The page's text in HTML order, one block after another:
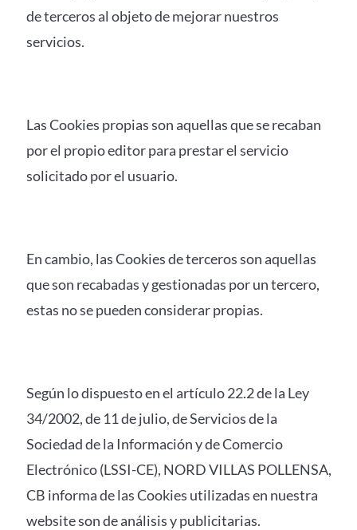
de terceros al objeto de mejorar nuestros
servicios.
Las Cookies propias son aquellas que se recaban
por el propio editor para prestar el servicio
solicitado por el usuario.
En cambio, las Cookies de terceros son aquellas
que son recabadas y gestionadas por un tercero,
estas no se pueden considerar propias.
Según lo dispuesto en el artículo 22.2 de la Ley
34/2002, de 11 de julio, de Servicios de la
Sociedad de la Información y de Comercio
Electrónico (LSSI-CE), NORD VILLAS POLLENSA,
CB informa de las Cookies utilizadas en nuestra
website son de análisis y publicitarias.